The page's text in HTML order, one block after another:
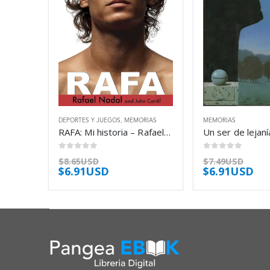
DEPORTES Y JUEGOS MEMORIAS
RAFA: Mi historia – Rafael Nadal
$8.65USD
$6.91USD
MEMORIAS
$7.49USD
$6.91USD